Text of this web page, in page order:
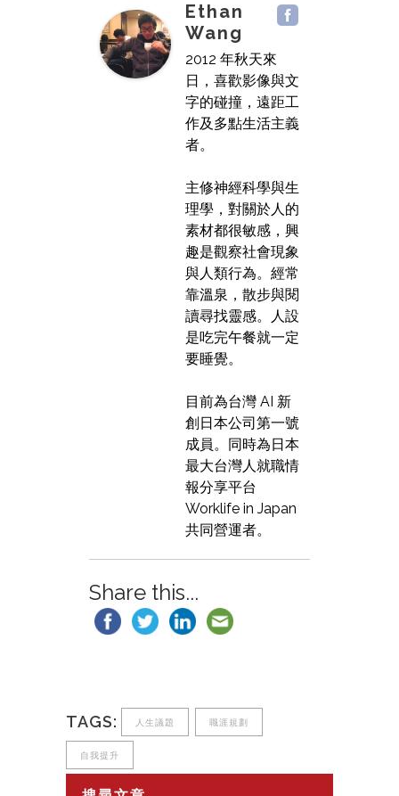
Ethan
Wang
2012 年秋天來
日，喜歡影像與文
字的碰撞，遠距工
作及多點生活主義
者。
主修神經科學與生
理學，對關於人的
素材都很敏感，興
趣是觀察社會現象
與人類行為。經常
靠溫泉，散步與閱
讀尋找靈感。人設
是吃完午餐就一定
要睡覺。
目前為台灣 AI 新
創日本公司第一號
成員。同時為日本
最大台灣人就職情
報分享平台
Worklife in Japan
共同營運者。
Share this...
TAGS: 人生議題 職涯規劃
自我提升